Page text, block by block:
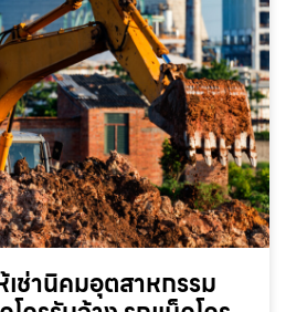
เช่านิคมอุตสาหกรรม